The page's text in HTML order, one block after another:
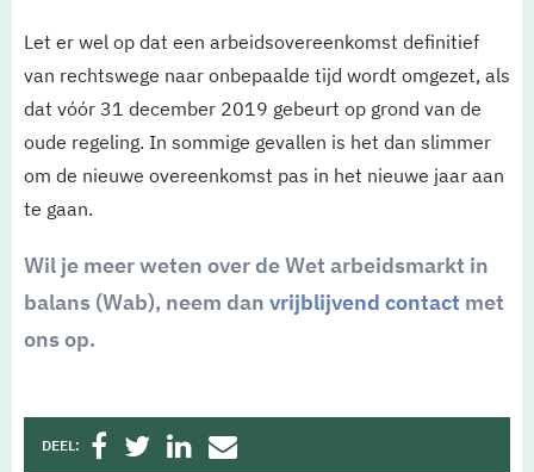
Let er wel op dat een arbeidsovereenkomst definitief
van rechtswege naar onbepaalde tijd wordt omgezet, als
dat vóór 31 december 2019 gebeurt op grond van de
oude regeling. In sommige gevallen is het dan slimmer
om de nieuwe overeenkomst pas in het nieuwe jaar aan
te gaan.
Wil je meer weten over de Wet arbeidsmarkt in
balans (Wab), neem dan vrijblijvend contact met
ons op.
DEEL: